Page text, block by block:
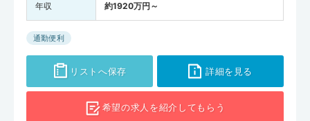
年収 約1920万円～
通勤便利
リストへ保存 詳細を見る
希望の求人を紹介してもらう